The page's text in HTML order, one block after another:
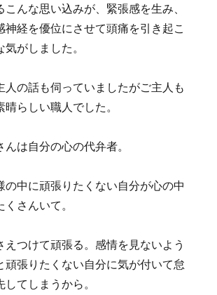
こんな思い込みが、緊張感を生み、
神経を優位にさせて頭痛を引き起こ
がしました。
人の話も伺っていましたがご主人も
らしい職人でした。
は自分の心の代弁者。
の中に頑張りたくない自分が心の中
さんいて。
えつけて頑張る。感情を見ないよう
頑張りたくない自分に気が付いて怠
てしまうから。